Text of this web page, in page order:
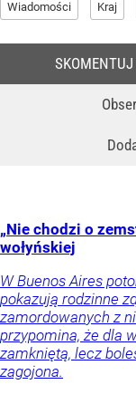
Wiadomości Kraj
SKOMENTUJ
„Nie chodzi o
wołyńskiej
W Buenos Aires
pokazują rodzinne
zamordowanych z
przypomina, że dla
zamkniętą, lecz
zagojona.